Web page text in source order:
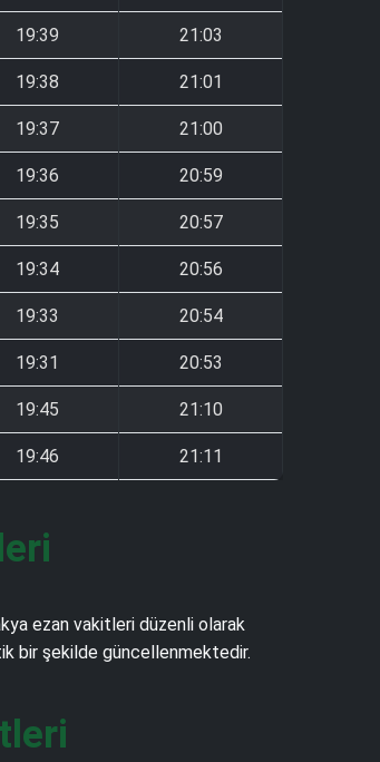
19:39 21:03
19:38 21:01
19:37 21:00
19:36 20:59
19:35 20:57
19:34 20:56
19:33 20:54
19:31 20:53
19:45 21:10
19:46 21:11
ezan vakitleri düzenli olarak
bir şekilde güncellenmektedir.